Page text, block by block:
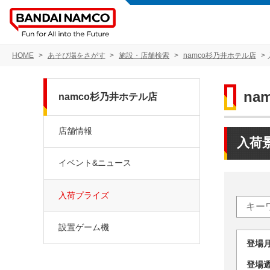
HOME あそび場をさがす 施設・店舗検索 namco杉乃井ホテル店
入荷
登
登
namco杉乃井ホテル店
店舗情報
イベント&ニュース
入荷プライズ
設置ゲーム機